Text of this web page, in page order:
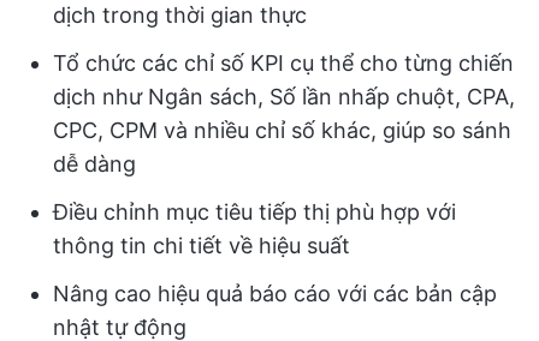
dịch trong thời gian thực
Tổ chức các chỉ số KPI cụ thể cho từng chiến
dịch như Ngân sách, Số lần nhấp chuột, CPA,
CPC, CPM và nhiều chỉ số khác, giúp so sánh
dễ dàng
Điều chỉnh mục tiêu tiếp thị phù hợp với
thông tin chi tiết về hiệu suất
Nâng cao hiệu quả báo cáo với các bản cập
nhật tự động